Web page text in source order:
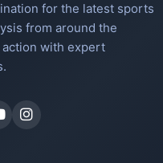
for the latest sports
from around the
with expert